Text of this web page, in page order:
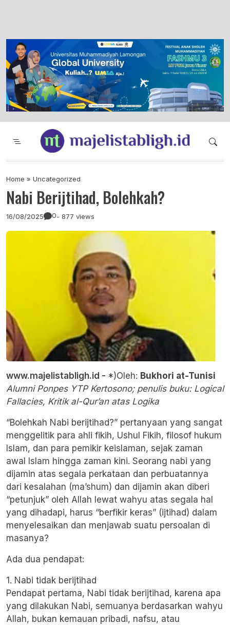
Majelis Tabligh Muhammadiyah
Syiar Dakwah Islam Berkemajuan dan
Home » Uncategorized
Nabi Berijtihad, Bolehkah?
16/08/2025 0- 877 views
www.majelistabligh.id - *)Oleh: Bukhori at-Tunisi
Alumni Ponpes YTP Kertosono; penulis buku: Logical
Fallacies, Kritik al-Qur’an atas Logika
“Bolehkah Nabi berijtihad?” pertanyaan yang sangat
menggelitik para ahli fikih, Ushul Fikih, filosof hukum
Islam, dan para pemikir keislaman, sejak zaman
awal Islam hingga zaman kini. Seorang nabi yang
dijamin atas segala perkataan dan perbuatannya
dari kesalahan (ma’shum) dan dijamin akan diberi
“petunjuk” oleh Allah lewat wahyu atas segala hal
yang dihadapi, harus “berfikir keras” (ijtihad) dalam
menyelesaikan dan menjawab suatu persoalan di
masanya?
Ada dua pendapat:
1. Nabi tidak berijtihad
Pendapat pertama, Nabi tidak berijtihad, karena apa
yang dilakukan Nabi, semuanya berdasarkan wahyu
Allah, bukan kemauan pribadi, nafsu, atau